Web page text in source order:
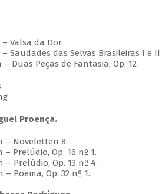
Valsa da Dor.
Saudades das Selvas Brasileiras I e II
Duas Peças de Fantasia, Op. 12
Proença.
– Noveletten 8.
Prelúdio, Op. 16 nº 1.
– Prelúdio, Op. 13 nº 4.
Poema, Op. 32 nº 1.